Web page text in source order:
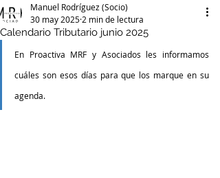
Calendario Tributario junio 2025
Manuel Rodríguez (Socio)
30 may 2025 2 min de lectura
En Proactiva MRF y Asociados les informamos
cuáles son esos días para que los marque en su
agenda.